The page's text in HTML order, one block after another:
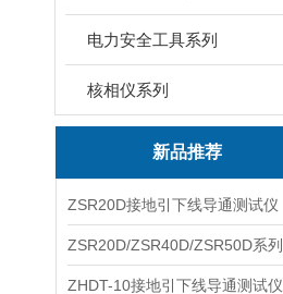
电力安全工具系列
核相仪系列
新品推荐
ZSR20D接地引下线导通测试仪
ZHDT-10接地引下线导通测试仪